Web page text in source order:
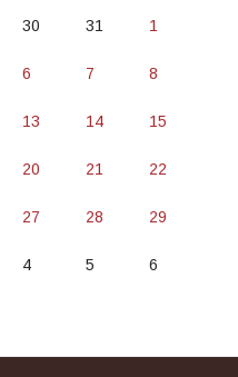
30 31 1
6 7 8
13 14 15
20 21 22
27 28 29
4 5 6